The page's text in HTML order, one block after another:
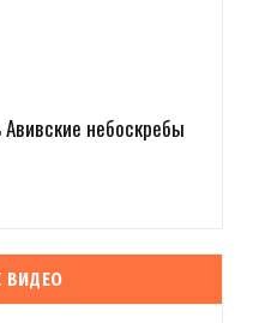
Авивские небоскребы
ВИДЕО